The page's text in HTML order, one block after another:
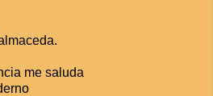
me saluda